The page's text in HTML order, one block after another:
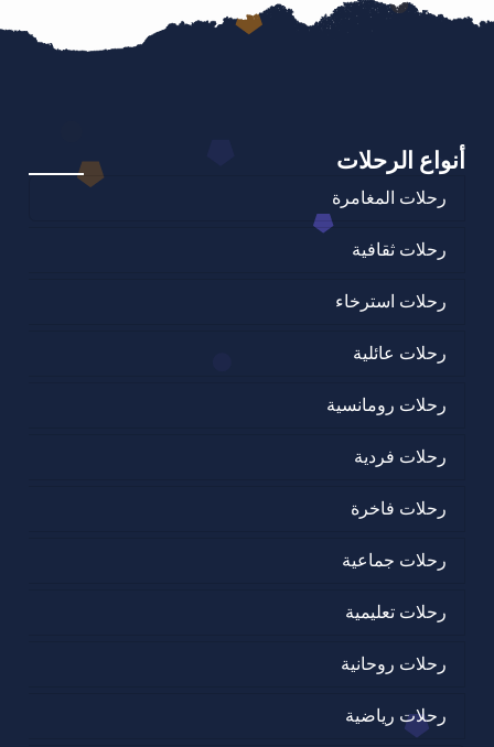
أنواع الرحلات
رحلات المغامرة
رحلات ثقافية
رحلات استرخاء
رحلات عائلية
رحلات رومانسية
رحلات فردية
رحلات فاخرة
رحلات جماعية
رحلات تعليمية
رحلات روحانية
رحلات رياضية